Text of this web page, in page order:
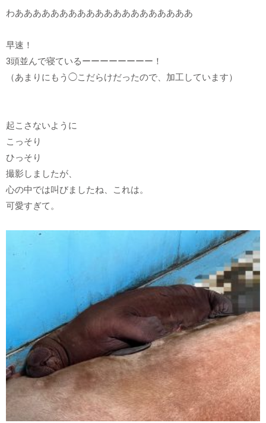
わああああああああああああああああああああ
早速！
3頭並んで寝ているーーーーーーーー！
（あまりにもう◯こだらけだったので、加工しています）
起こさないように
こっそり
ひっそり
撮影しましたが、
心の中では叫びましたね、これは。
可愛すぎて。